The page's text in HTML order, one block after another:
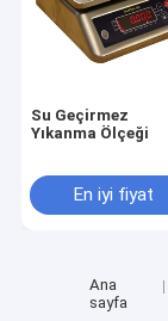
Su Geçirmez
Yıkanma Ölçeği
En iyi fiyat
Ana
sayfa